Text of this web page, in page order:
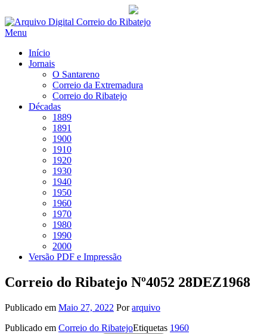
Saltar
para
Menu
Início
Jornais
O Santareno
Correio da Extremadura
Correio do Ribatejo
Décadas
1889
1891
1900
1910
1920
1930
1940
1950
1960
1970
1980
1990
2000
Versão PDF e Impressão
Correio do Ribatejo Nº4052 28DEZ1968
Publicado em Maio 27, 2022 Porarquivo
Publicado em Correio do RibatejoEtiquetas 1960